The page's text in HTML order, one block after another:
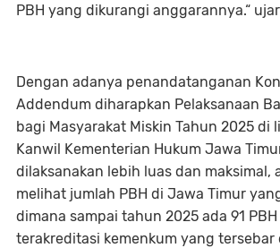
PBH yang dikurangi anggarannya.“
Dengan adanya penandatanganan
Addendum diharapkan Pelaksanaan
bagi Masyarakat Miskin Tahun 2025 di
Kanwil Kementerian Hukum Jawa
dilaksanakan lebih luas dan maksimal,
melihat jumlah PBH di Jawa Timur
dimana sampai tahun 2025 ada 91
terakreditasi kemenkum yang tersebar